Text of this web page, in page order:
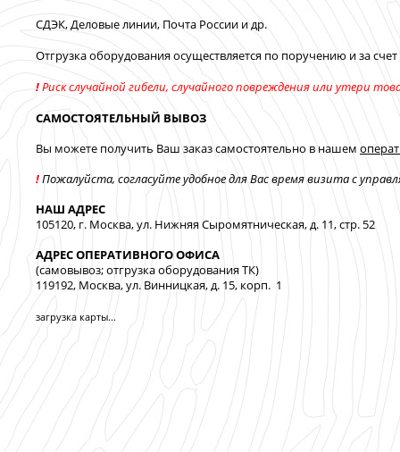
СДЭК, Деловые линии, Почта России и др.
Отгрузка оборудования осуществляется по поручению и за счет
!Риск случайной гибели, случайного повреждения или утери
САМОСТОЯТЕЛЬНЫЙ ВЫВОЗ
Вы можете получить Ваш заказ самостоятельно в нашем
!Пожалуйста, согласуйте удобное для Вас время визита с
НАШ АДРЕС
105120, г. Москва, ул. Нижняя Сыромятническая, д. 11, стр. 52
АДРЕС ОПЕРАТИВНОГО ОФИСА
(самовывоз; отгрузка оборудования ТК)
119192, Москва, ул. Винницкая, д. 15, корп. 1
загрузка карты...